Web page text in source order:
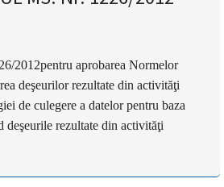
2012pentru aprobarea Normelor
deşeurilor rezultate din activităţi
de culegere a datelor pentru baza
deşeurile rezultate din activităţi